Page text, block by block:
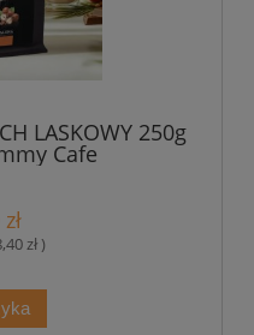
LASKOWY 250g
Cafe
zł )